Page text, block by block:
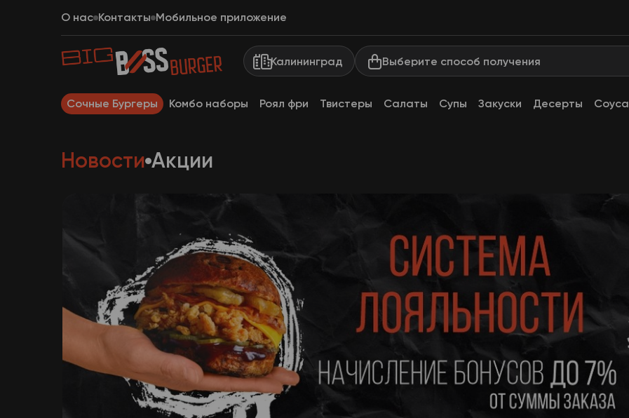
О нас Контакты Мобильное приложение
Калининград Выберите способ получения
Сочные Бургеры Комбо наборы Роял фри Твистеры Салаты Супы Закуски Десерты Соуса
Новости Акции